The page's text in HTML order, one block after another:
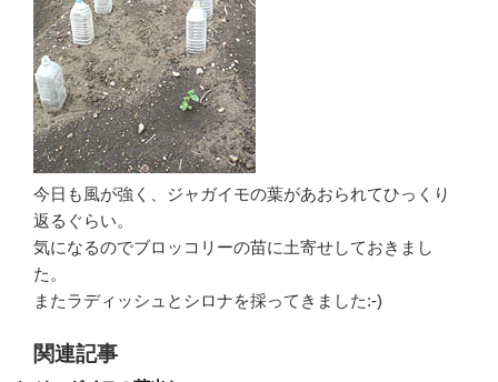
今日も風が強く、ジャガイモの葉があおられてひっくり
返るぐらい。
気になるのでブロッコリーの苗に土寄せしておきまし
た。
またラディッシュとシロナを採ってきました:-)
関連記事